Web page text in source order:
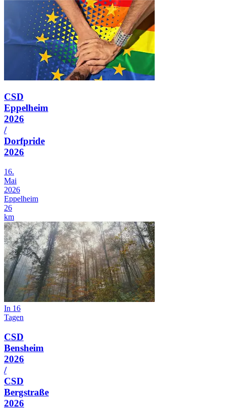
CSD
Eppelheim
2026
/
Dorfpride
2026
16.
Mai
2026
Eppelheim
26
km
In 16
Tagen
CSD
Bensheim
2026
/
CSD
Bergstraße
2026